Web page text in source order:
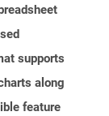
supports
along
feature